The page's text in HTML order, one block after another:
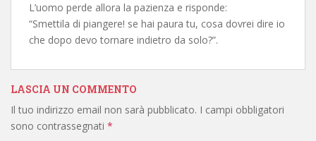
L’uomo perde allora la pazienza e risponde:
“Smettila di piangere! se hai paura tu, cosa dovrei dire io
che dopo devo tornare indietro da solo?”.
LASCIA UN COMMENTO
Il tuo indirizzo email non sarà pubblicato. I campi obbligatori
sono contrassegnati *